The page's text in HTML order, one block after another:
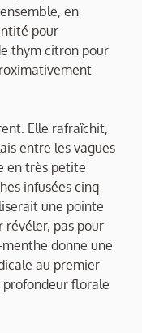
en
pour
thym citron pour
Elle rafraîchit,
entre les vagues
en très petite
infusées cinq
une pointe
révéler, pas pour
donne une
au premier
profondeur florale